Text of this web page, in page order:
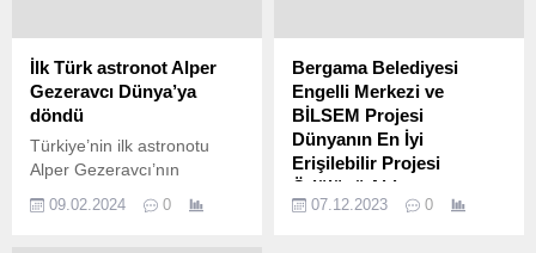
İlk Türk astronot Alper
Gezeravcı Dünya’ya
döndü
Türkiye’nin ilk astronotu
Alper Gezeravcı’nın
Gezeravcı’nın da içinde yer
09.02.2024 0
Bergama Belediyesi
Engelli Merkezi ve
BİLSEM Projesi
Dünyanın En İyi
Erişilebilir Projesi
Ödülünü Aldı
Bergama Belediyesi Rahmi
07.12.2023 0